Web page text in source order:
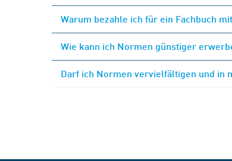
Warum bezahle ich für ein Fachbuch
Wie kann ich Normen günstiger
Darf ich Normen vervielfältigen und in